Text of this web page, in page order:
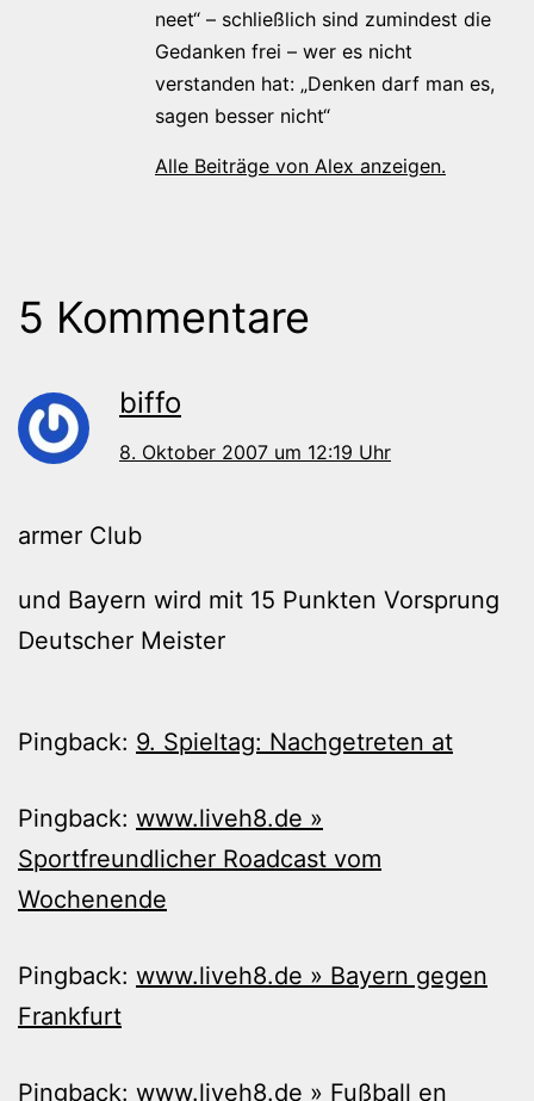
neet“ – schließlich sind zumindest die
Gedanken frei – wer es nicht
verstanden hat: „Denken darf man es,
sagen besser nicht“
Alle Beiträge von Alex anzeigen.
5 Kommentare
biffo
8. Oktober 2007 um 12:19 Uhr
armer Club
und Bayern wird mit 15 Punkten Vorsprung
Deutscher Meister
Pingback: 9. Spieltag: Nachgetreten at
Pingback: www.liveh8.de »
Sportfreundlicher Roadcast vom
Wochenende
Pingback: www.liveh8.de » Bayern gegen
Frankfurt
Pingback: www.liveh8.de » Fußball en